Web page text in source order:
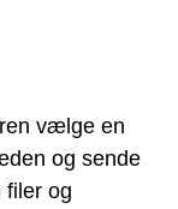
vælge en
og sende
og